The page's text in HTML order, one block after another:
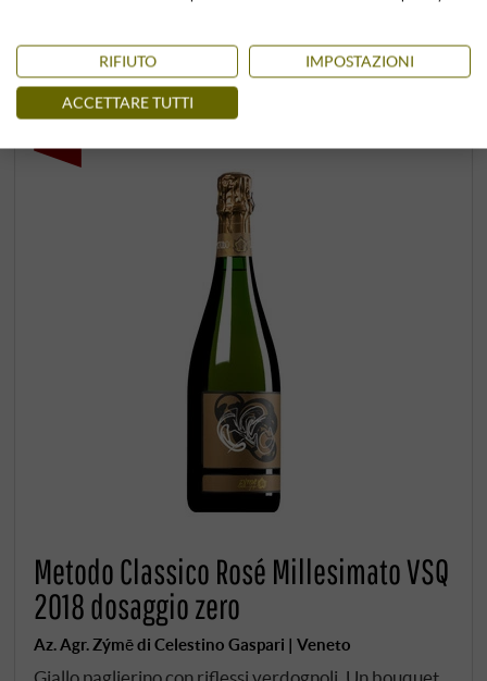
Metodo Classico Rosé Millesimato VSQ
2018 dosaggio zero
Az. Agr. Zýmē di Celestino Gaspari | Veneto
RIFIUTO IMPOSTAZIONI
ACCETTARE TUTTI